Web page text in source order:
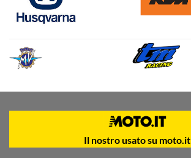
Il nostro usato su moto.it